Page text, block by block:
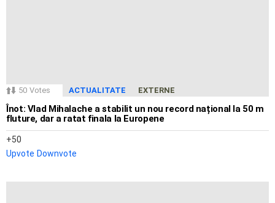
50 Votes ACTUALITATE EXTERNE
Înot: Vlad Mihalache a stabilit un nou record național la 50 m
fluture, dar a ratat finala la Europene
50
Upvote Downvote